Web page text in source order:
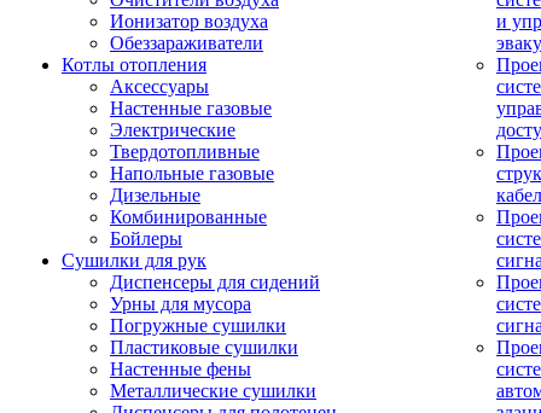
Ионизатор воздуха
Обеззараживатели
Котлы отопления
Аксессуары
Настенные газовые
Электрические
Твердотопливные
Напольные газовые
Дизельные
Комбинированные
Бойлеры
Сушилки для рук
Диспенсеры для сидений
Урны для мусора
Погружные сушилки
Пластиковые сушилки
Настенные фены
Металлические сушилки
и